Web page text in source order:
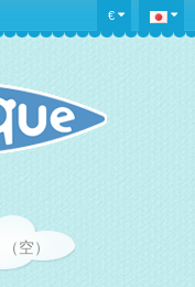
€
（空）